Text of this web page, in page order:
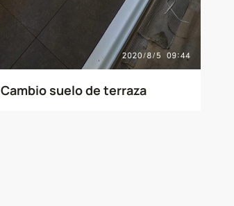
Cambio suelo de terraza